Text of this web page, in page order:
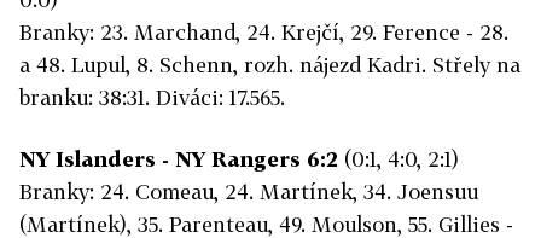
Branky: 23. Marchand, 24. Krejčí, 29. Ference - 28.
a 48. Lupul, 8. Schenn, rozh. nájezd Kadri. Střely na
branku: 38:31. Diváci: 17.565.
NY Islanders - NY Rangers 6:2 (0:1, 4:0, 2:1)
Branky: 24. Comeau, 24. Martínek, 34. Joensuu
(Martínek), 35. Parenteau, 49. Moulson, 55. Gillies -